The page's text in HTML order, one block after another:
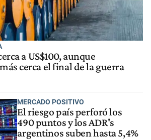
a US$100, aunque
cerca el final de la guerra
MERCADO POSITIVO
El riesgo país perforó los
490 puntos y los ADR's
argentinos suben hasta 5,4%